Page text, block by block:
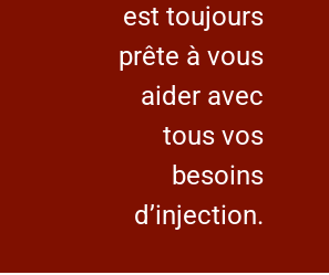
est toujours
prête à vous
aider avec
tous vos
besoins
d’injection.